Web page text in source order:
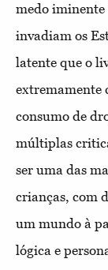
medo iminente
invadiam os
latente que o
extremamente
consumo de
múltiplas
ser uma das
crianças, com
um mundo à
lógica e